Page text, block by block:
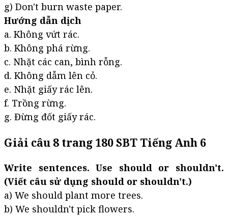
g) Don't burn waste paper.
Hướng dẫn dịch
a. Không vứt rác.
b. Không phá rừng.
c. Nhặt các can, bình rỗng.
d. Không dẫm lên cỏ.
e. Nhặt giấy rác lên.
f. Trồng rừng.
g. Đừng đốt giấy rác.
Giải câu 8 trang 180 SBT Tiếng Anh 6
Write sentences. Use should or shouldn't.
(Viết câu sử dụng should or shouldn't.)
a) We should plant more trees.
b) We shouldn't pick flowers.